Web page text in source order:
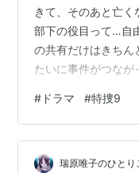
きて、そのあと亡
部下の役目って…自
の共有だけはきちん
たいに事件がつなが
りしないだろうから
卵子が命かどうか
上は器物だし（ペッ
ないけど、捜査段階
# ドラマ #特捜9
瑞原唯子のひとり